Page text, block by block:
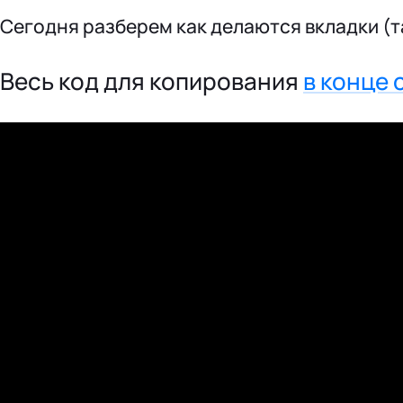
у
а
я
Сегодня разберем как делаются вкладки (
Весь код для копирования в конце